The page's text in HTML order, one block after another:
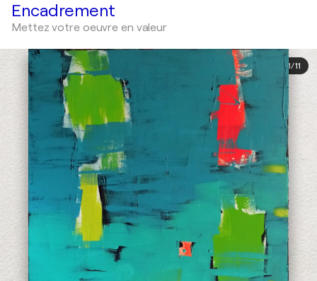
Encadrement
Mettez votre oeuvre en valeur
1/11